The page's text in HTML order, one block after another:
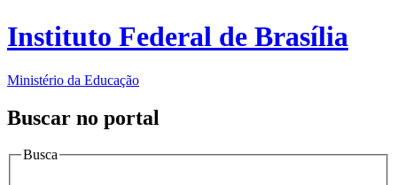
Instituto Federal de Brasília
Ministério da Educação
Buscar no portal
Busca